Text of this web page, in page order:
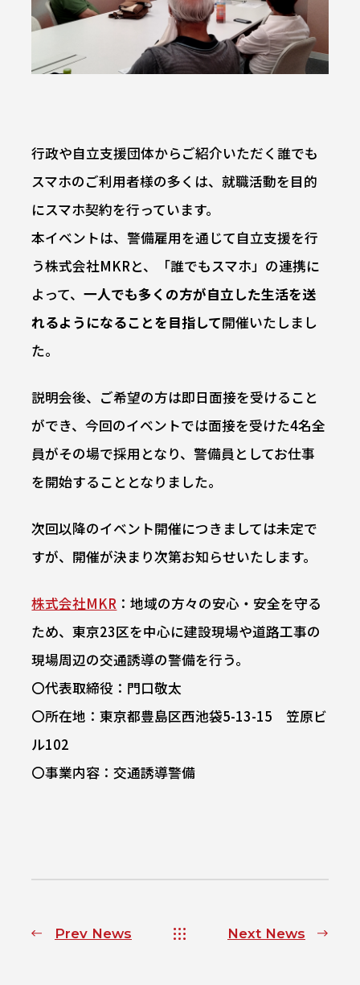
行政や自立支援団体からご紹介いただく誰でも
スマホのご利用者様の多くは、就職活動を目的
にスマホ契約を行っています。
本イベントは、警備雇用を通じて自立支援を行
う株式会社MKRと、「誰でもスマホ」の連携に
よって、一人でも多くの方が自立した生活を送
れるようになることを目指して開催いたしまし
た。
説明会後、ご希望の方は即日面接を受けること
ができ、今回のイベントでは面接を受けた4名全
員がその場で採用となり、警備員としてお仕事
を開始することとなりました。
次回以降のイベント開催につきましては未定で
すが、開催が決まり次第お知らせいたします。
株式会社MKR ：地域の方々の安心・安全を守る
ため、東京23区を中心に建設現場や道路工事の
現場周辺の交通誘導の警備を行う。
〇代表取締役：門口敬太
〇所在地：東京都豊島区西池袋5-13-15 笠原ビ
ル102
〇事業内容：交通誘導警備
Prev News Next News